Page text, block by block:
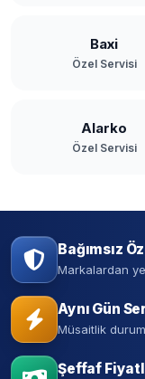
Baxi
Özel Servisi
Alarko
Özel Servisi
Bağımsız
Markalardan
Aynı Gün
Müsaitlik
Şeffaf